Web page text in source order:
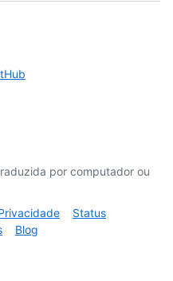
por computador ou
Status
Blog